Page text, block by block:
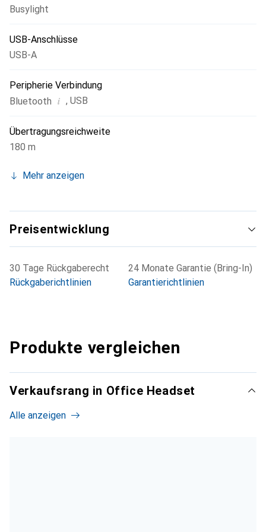
Busylight
USB-Anschlüsse
USB-A
Peripherie Verbindung
Bluetooth i , USB
Übertragungsreichweite
180 m
Mehr anzeigen
Preisentwicklung
30 Tage Rückgaberecht
Rückgaberichtlinien
24 Monate Garantie (Bring-In)
Garantierichtlinien
Produkte vergleichen
Verkaufsrang in Office Headset
Alle anzeigen